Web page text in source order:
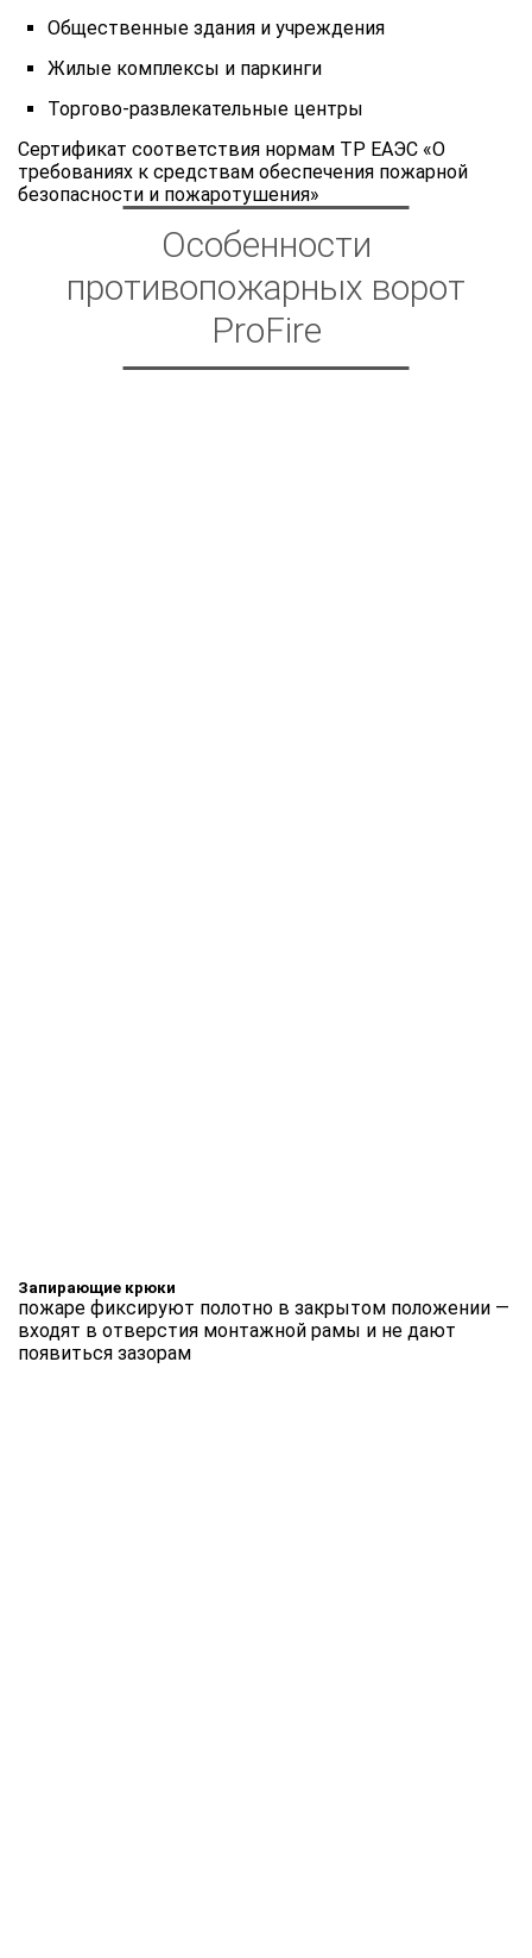
Общественные здания и учреждения
Жилые комплексы и паркинги
Торгово-развлекательные центры
Сертификат соответствия нормам ТР ЕАЭС «О
требованиях к средствам обеспечения пожарной
безопасности и пожаротушения»
Особенности
противопожарных ворот
ProFire
Запирающие крюки
пожаре фиксируют полотно в закрытом положении —
входят в отверстия монтажной рамы и не дают
появиться зазорам